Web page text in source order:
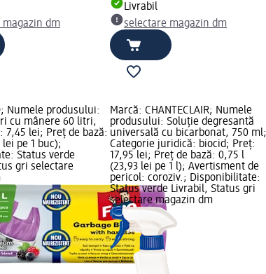
magazin dm
Livrabil
selectare magazin dm
Numele produsului:
cu mânere 60 litri,
7,45 lei; Preț de bază:
pe 1 buc);
Status verde
gri selectare
Marcă: CHANTECLAIR; Numele
produsului: Soluție degresantă
universală cu bicarbonat, 750 ml;
Categorie juridică: biocid; Preț:
17,95 lei; Preț de bază: 0,75 l
(23,93 lei pe 1 l); Avertisment de
pericol: coroziv.; Disponibilitate:
Status verde Livrabil, Status gri
selectare magazin dm